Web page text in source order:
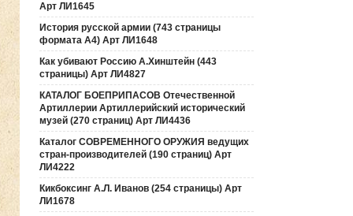
Арт ЛИ1645
История русской армии (743 страницы
формата А4) Арт ЛИ1648
Как убивают Россию А.Хинштейн (443
страницы) Арт ЛИ4827
КАТАЛОГ БОЕПРИПАСОВ Отечественной
Артиллерии Артиллерийский исторический
музей (270 страниц) Арт ЛИ4436
Каталог СОВРЕМЕННОГО ОРУЖИЯ ведущих
стран-производителей (190 страниц) Арт
ЛИ4222
Кикбоксинг А.Л. Иванов (254 страницы) Арт
ЛИ1678